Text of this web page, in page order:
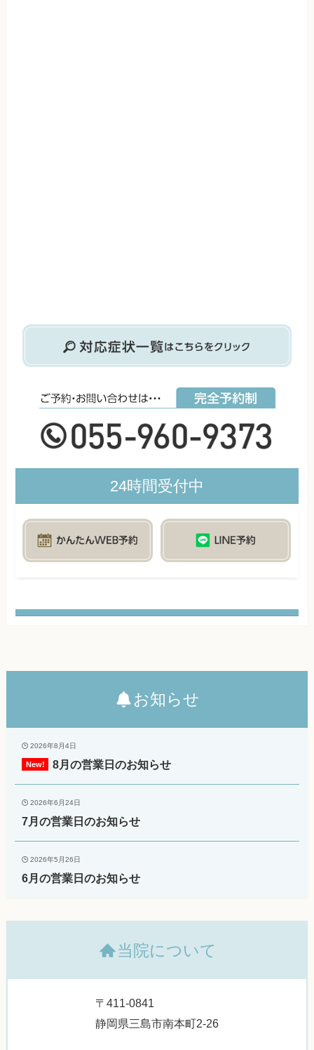
24時間受付中
お知らせ
2026年8月4日
8月の営業日のお知らせ
2026年6月24日
7月の営業日のお知らせ
2026年5月26日
6月の営業日のお知らせ
当院について
〒411-0841
静岡県三島市南本町2-26